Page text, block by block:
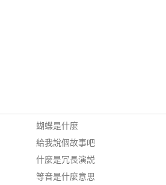
蝴蝶是什麼
給我說個故事吧
什麼是冗長演説
等音是什麼意思